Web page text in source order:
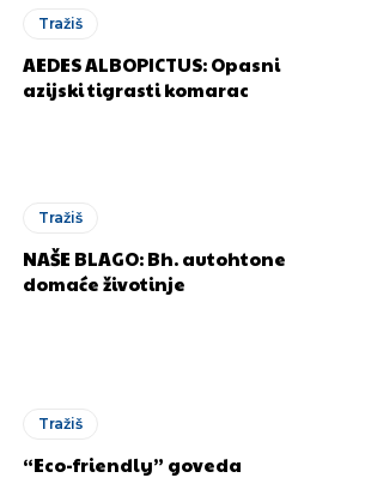
da vam se zahvalimo što ste
Vašu priču da živi, Redakcija
da vam se zahvalimo što ste
Vašu priču da živi, Redakcija
Tražiš
AEDES ALBOPICTUS: Opasni
azijski tigrasti komarac
Tražiš
NAŠE BLAGO: Bh. autohtone
domaće životinje
Tražiš
“Eco-friendly” goveda